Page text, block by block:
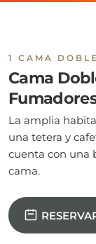
1 CAMA DOBLE
Cama
La amplia
una tetera y
cuenta con una
cama.